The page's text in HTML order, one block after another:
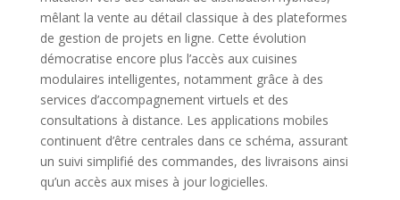
mêlant la vente au détail classique à des plateformes
de gestion de projets en ligne. Cette évolution
démocratise encore plus l’accès aux cuisines
modulaires intelligentes, notamment grâce à des
services d’accompagnement virtuels et des
consultations à distance. Les applications mobiles
continuent d’être centrales dans ce schéma, assurant
un suivi simplifié des commandes, des livraisons ainsi
qu’un accès aux mises à jour logicielles.